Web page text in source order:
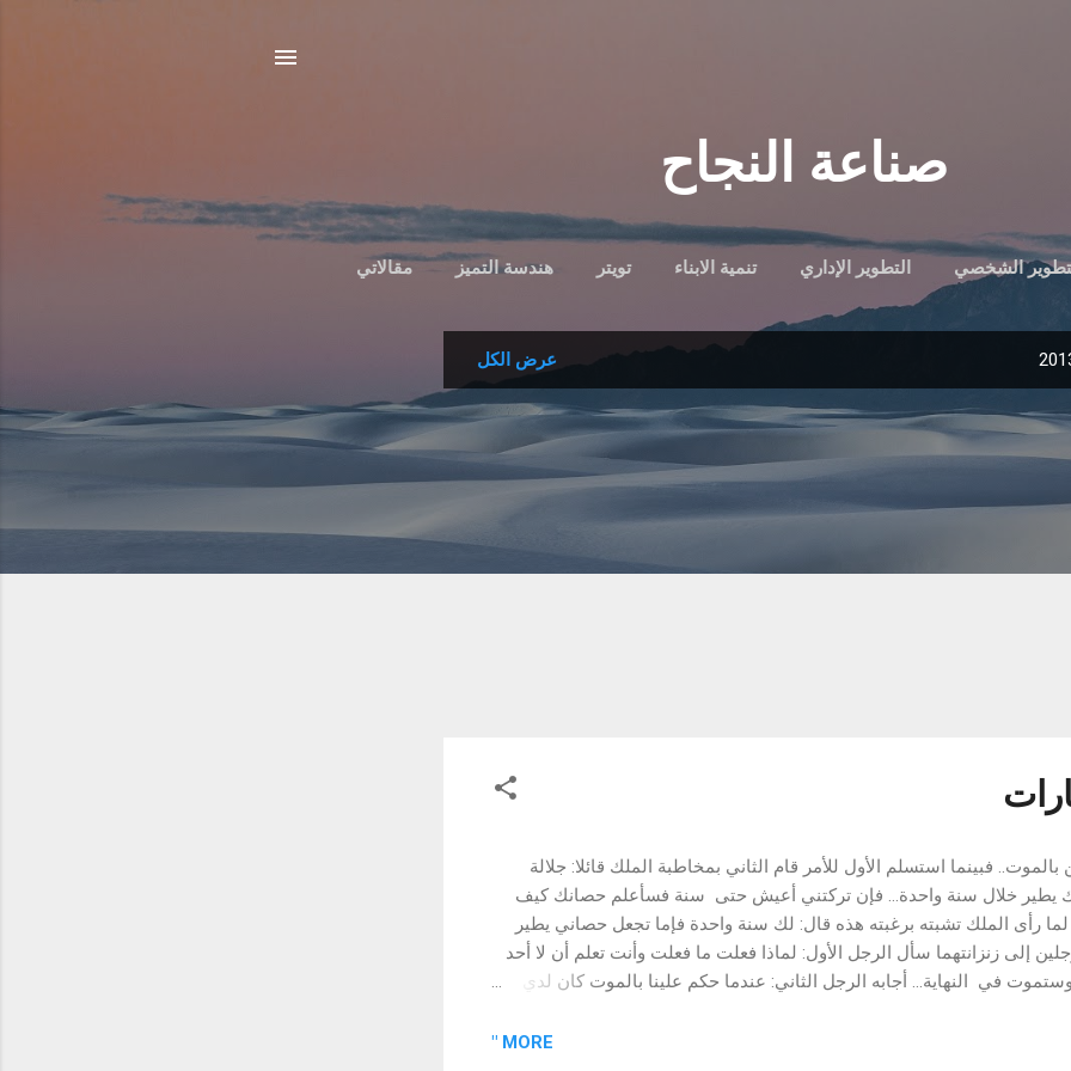
صناعة النجاح
الشخصي التطوير الإداري تنمية الابناء تويتر هندسة التميز مقالاتي
عرض الكل
فبينما استسلم الأول للأمر قام الثاني بمخاطبة الملك قائلا: جلالة
يطير خلال سنة واحدة... فإن تركتني أعيش حتى سنة فسأعلم حصانك كيف
رأى الملك تشبته برغبته هذه قال: لك سنة واحدة فإما تجعل حصاني يطير
إلى زنزانتهما سأل الرجل الأول: لماذا فعلت ما فعلت وأنت تعلم أن لا أحد
في النهاية... أجابه الرجل الثاني: عندما حكم علينا بالموت كان لدي
أن يموت الحصان - وإما.... من يدري ربما أستطعت أعلم الحصان الطيرانMORE "